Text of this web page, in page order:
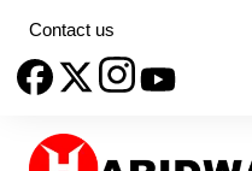
content
Contact us